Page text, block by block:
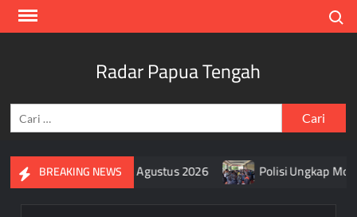
Skip
Radar Papua Tengah
untuk:
BREAKING NEWS
Merah Putih Selama Agustus 2026 Polisi Ungkap Motif